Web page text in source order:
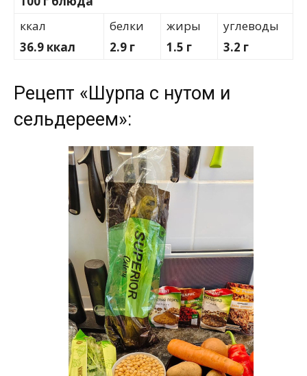
ккал
36.9 ккал
белки
2.9 г
жиры
1.5 г
углеводы
3.2 г
Рецепт «Шурпа с нутом и
сельдереем»: